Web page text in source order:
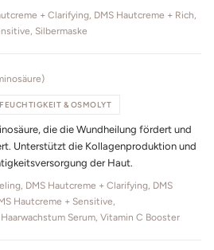
+ Clarifying, DMS Hautcreme + Rich,
Silbermaske
FEUCHTIGKEIT & OSMOLYT
die die Wundheilung fördert und
Unterstützt die Kollagenproduktion und
der Haut.
DMS Hautcreme + Clarifying, DMS
Hautcreme + Sensitive,
Serum, Vitamin C Booster